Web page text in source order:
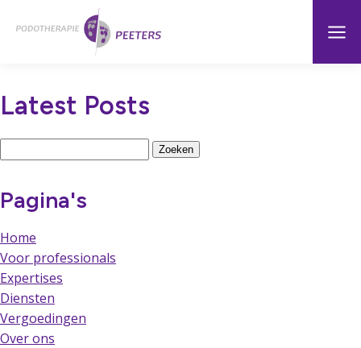
hoofdinhoud
Latest Posts
Pagina's
Home
Voor professionals
Expertises
Diensten
Vergoedingen
Over ons